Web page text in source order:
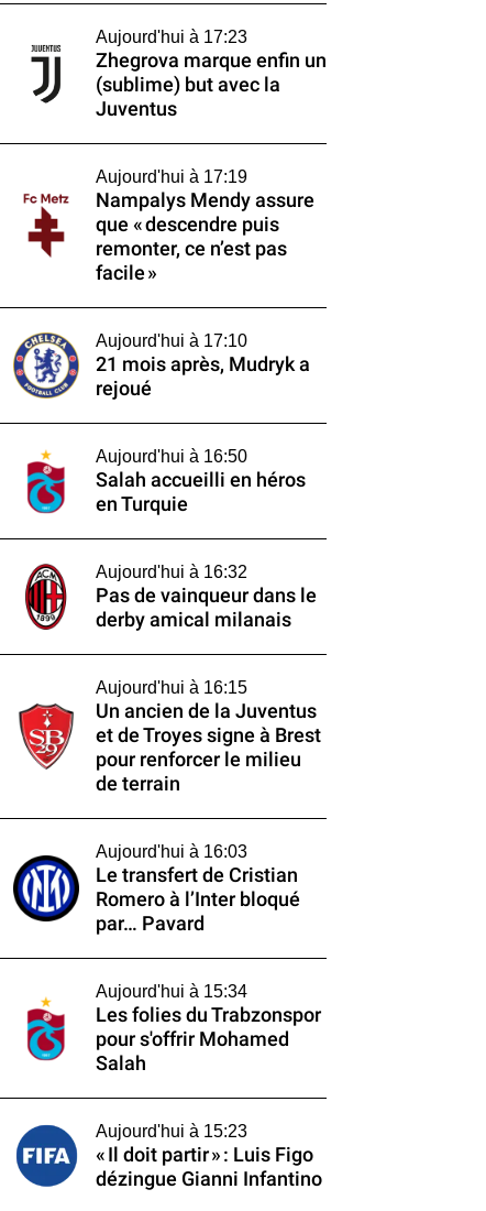
Aujourd'hui à 17:23
Zhegrova marque enfin un
(sublime) but avec la
Juventus
Aujourd'hui à 17:19
Nampalys Mendy assure
que « descendre puis
remonter, ce n’est pas
facile »
Aujourd'hui à 17:10
21 mois après, Mudryk a
rejoué
Aujourd'hui à 16:50
Salah accueilli en héros
en Turquie
Aujourd'hui à 16:32
Pas de vainqueur dans le
derby amical milanais
Aujourd'hui à 16:15
Un ancien de la Juventus
et de Troyes signe à Brest
pour renforcer le milieu
de terrain
Aujourd'hui à 16:03
Le transfert de Cristian
Romero à l’Inter bloqué
par… Pavard
Aujourd'hui à 15:34
Les folies du Trabzonspor
pour s'offrir Mohamed
Salah
Aujourd'hui à 15:23
« Il doit partir » : Luis Figo
dézingue Gianni Infantino